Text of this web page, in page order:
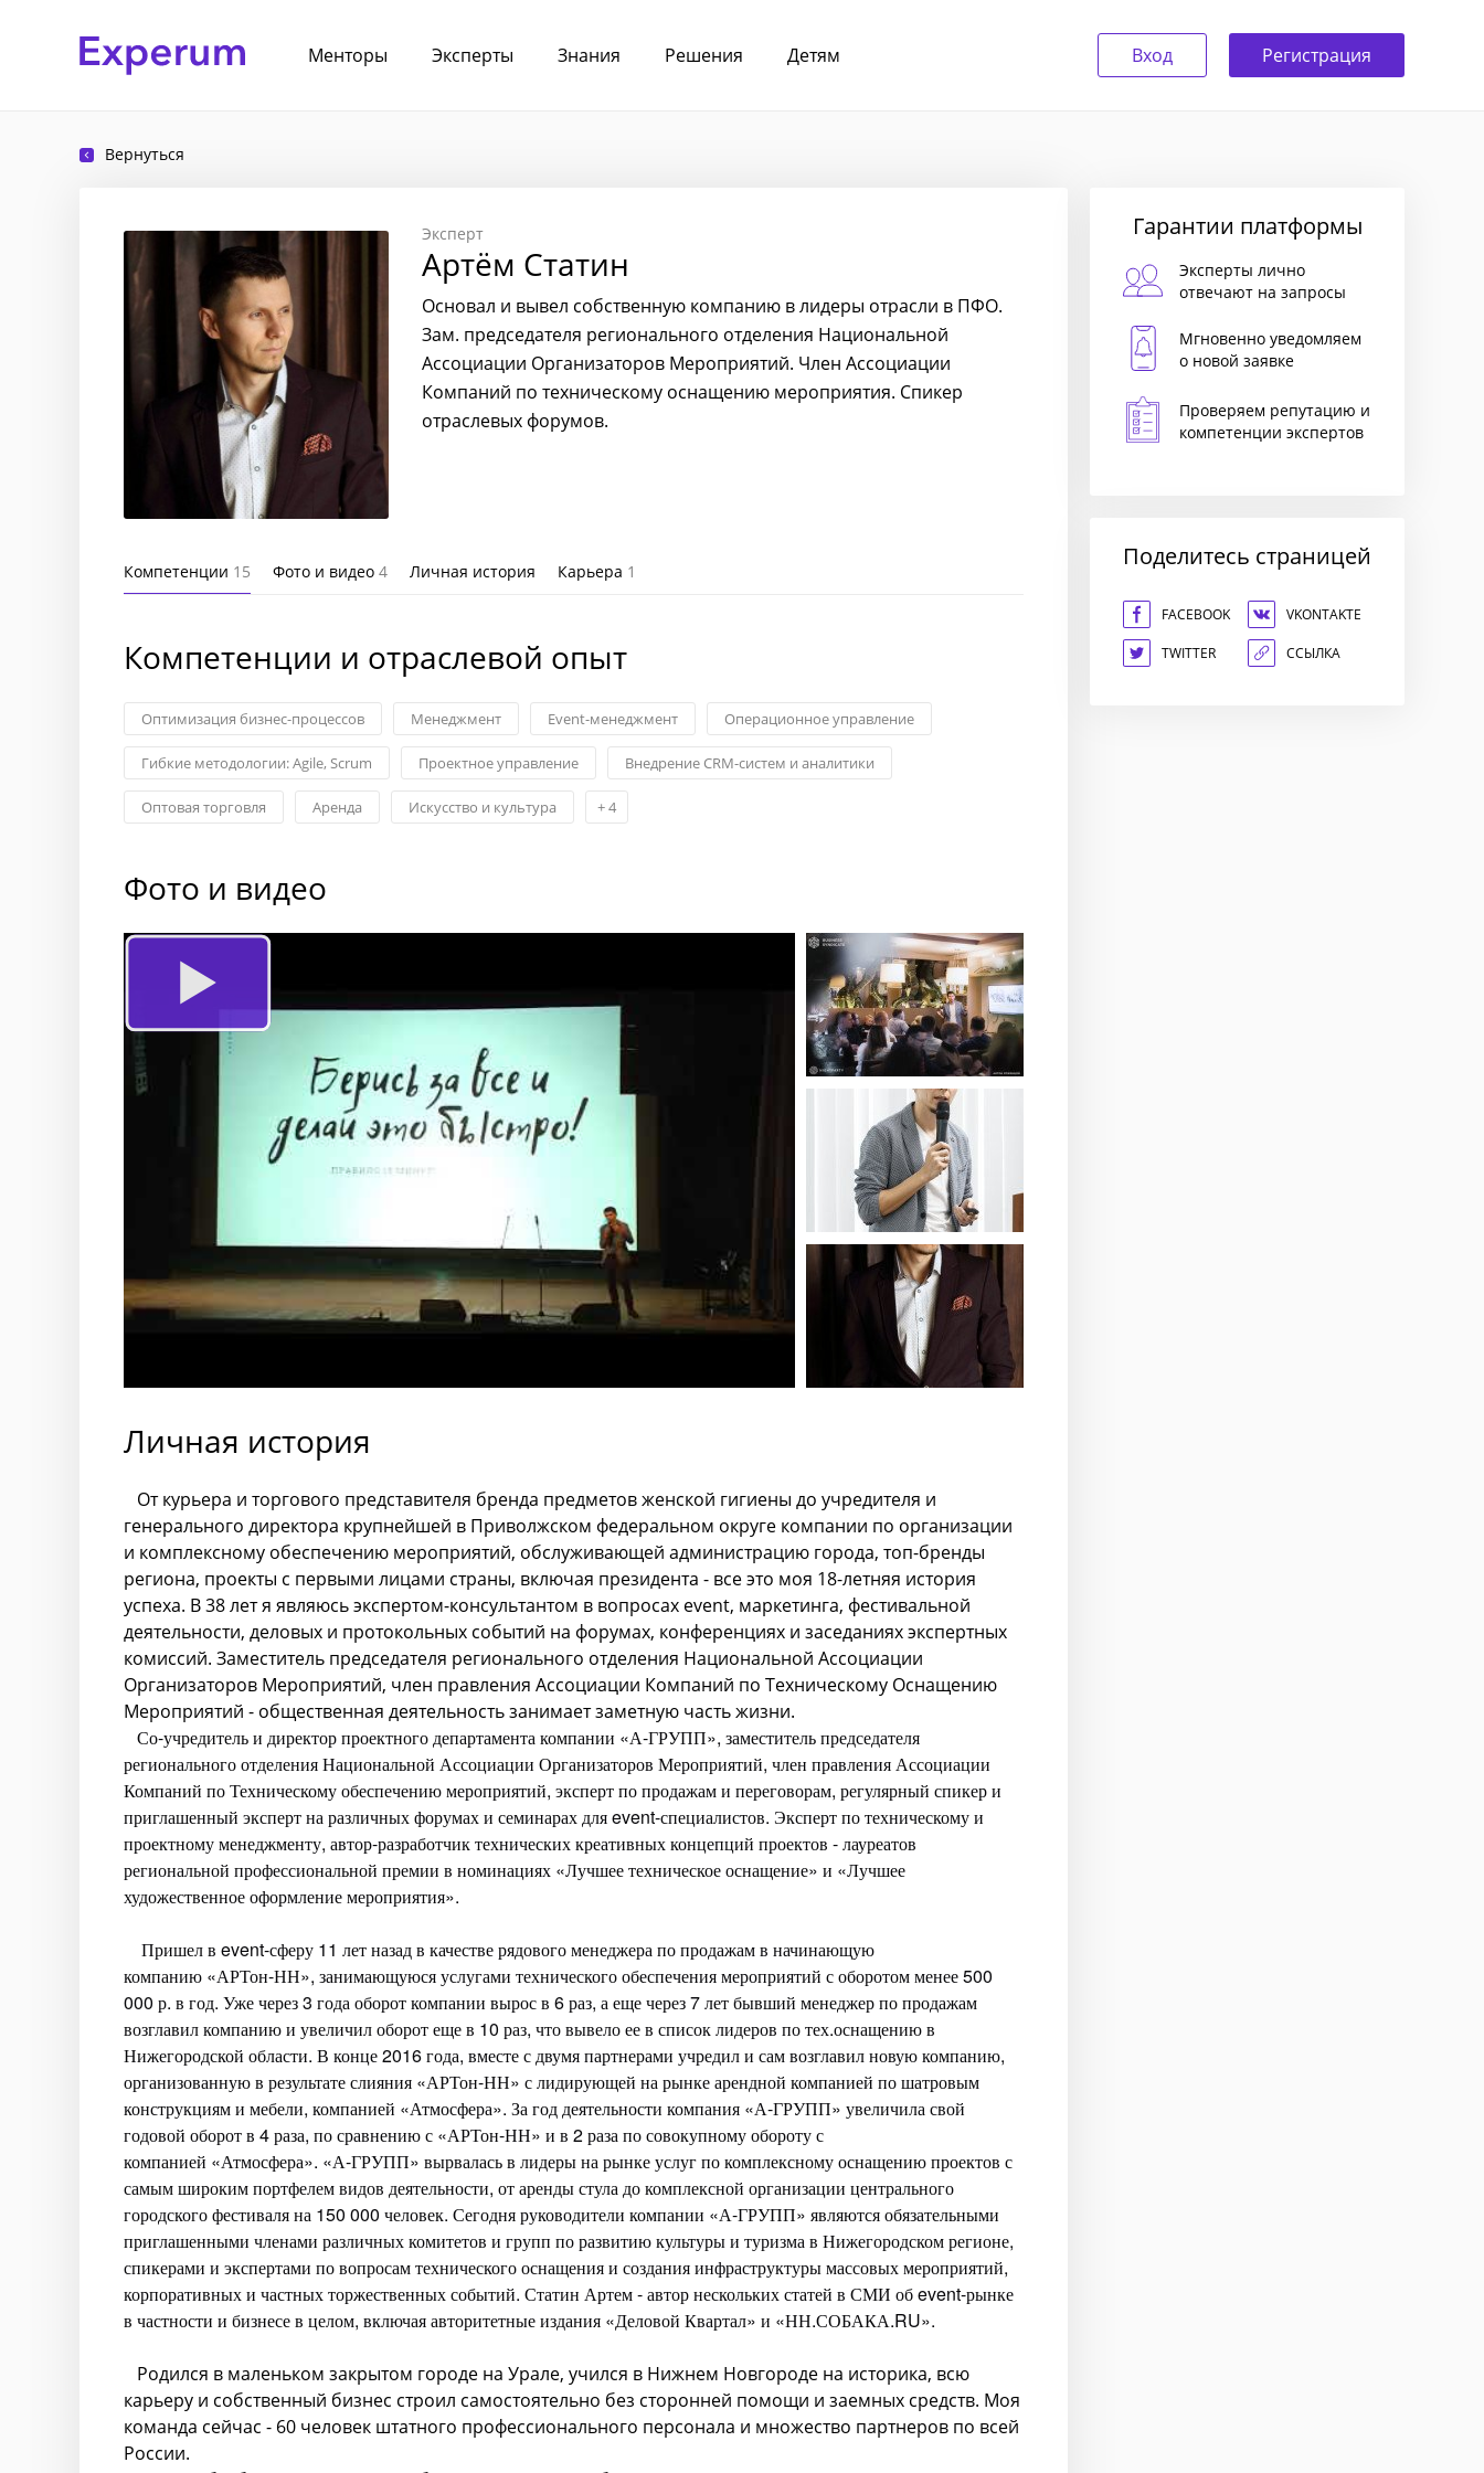
Менторы Эксперты Знания Решения Детям Вход Регистрация
Вернуться
Эксперт
Артём Статин
Основал и вывел собственную компанию в лидеры отрасли в ПФО.
Зам. председателя регионального отделения Национальной
Ассоциации Организаторов Мероприятий. Член Ассоциации
Компаний по техническому оснащению мероприятия. Спикер
отраслевых форумов.
Компетенции 15 Фото и видео 4 Личная история Карьера 1
Компетенции и отраслевой опыт
Оптимизация бизнес-процессов Менеджмент Event-менеджмент Операционное управление
Гибкие методологии: Agile, Scrum Проектное управление Внедрение CRM-систем и аналитики
Оптовая торговля Аренда Искусство и культура +4
Фото и видео
Личная история
От курьера и торгового представителя бренда предметов женской гигиены до учредителя и
генерального директора крупнейшей в Приволжском федеральном округе компании по организации
и комплексному обеспечению мероприятий, обслуживающей администрацию города, топ-бренды
региона, проекты с первыми лицами страны, включая президента - все это моя 18-летняя история
успеха. В 38 лет я являюсь экспертом-консультантом в вопросах event, маркетинга, фестивальной
деятельности, деловых и протокольных событий на форумах, конференциях и заседаниях экспертных
комиссий. Заместитель председателя регионального отделения Национальной Ассоциации
Организаторов Мероприятий, член правления Ассоциации Компаний по Техническому Оснащению
Мероприятий - общественная деятельность занимает заметную часть жизни.
Со-учредитель и директор проектного департамента компании «А-ГРУПП», заместитель председателя
регионального отделения Национальной Ассоциации Организаторов Мероприятий, член правления Ассоциации
Компаний по Техническому обеспечению мероприятий, эксперт по продажам и переговорам, регулярный спикер и
приглашенный эксперт на различных форумах и семинарах для event-специалистов. Эксперт по техническому и
проектному менеджменту, автор-разработчик технических креативных концепций проектов - лауреатов
региональной профессиональной премии в номинациях «Лучшее техническое оснащение» и «Лучшее
художественное оформление мероприятия».
Пришел в event-сферу 11 лет назад в качестве рядового менеджера по продажам в начинающую
компанию «АРТон-НН», занимающуюся услугами технического обеспечения мероприятий с оборотом менее 500
000 р. в год. Уже через 3 года оборот компании вырос в 6 раз, а еще через 7 лет бывший менеджер по продажам
возглавил компанию и увеличил оборот еще в 10 раз, что вывело ее в список лидеров по тех.оснащению в
Нижегородской области. В конце 2016 года, вместе с двумя партнерами учредил и сам возглавил новую компанию,
организованную в результате слияния «АРТон-НН» с лидирующей на рынке арендной компанией по шатровым
конструкциям и мебели, компанией «Атмосфера». За год деятельности компания «А-ГРУПП» увеличила свой
годовой оборот в 4 раза, по сравнению с «АРТон-НН» и в 2 раза по совокупному обороту с
компанией «Атмосфера». «А-ГРУПП» вырвалась в лидеры на рынке услуг по комплексному оснащению проектов с
самым широким портфелем видов деятельности, от аренды стула до комплексной организации центрального
городского фестиваля на 150 000 человек. Сегодня руководители компании «А-ГРУПП» являются обязательными
приглашенными членами различных комитетов и групп по развитию культуры и туризма в Нижегородском регионе,
спикерами и экспертами по вопросам технического оснащения и создания инфраструктуры массовых мероприятий,
корпоративных и частных торжественных событий. Статин Артем - автор нескольких статей в СМИ об event-рынке
в частности и бизнесе в целом, включая авторитетные издания «Деловой Квартал» и «НН.СОБАКА.RU».
Родился в маленьком закрытом городе на Урале, учился в Нижнем Новгороде на историка, всю
карьеру и собственный бизнес строил самостоятельно без сторонней помощи и заемных средств. Моя
команда сейчас - 60 человек штатного профессионального персонала и множество партнеров по всей
России.
Гарантии платформы
Эксперты лично
отвечают на запросы
Мгновенно уведомляем
о новой заявке
Проверяем репутацию и
компетенции экспертов
Поделитесь страницей
FACEBOOK VKONTAKTE
TWITTER ССЫЛКА